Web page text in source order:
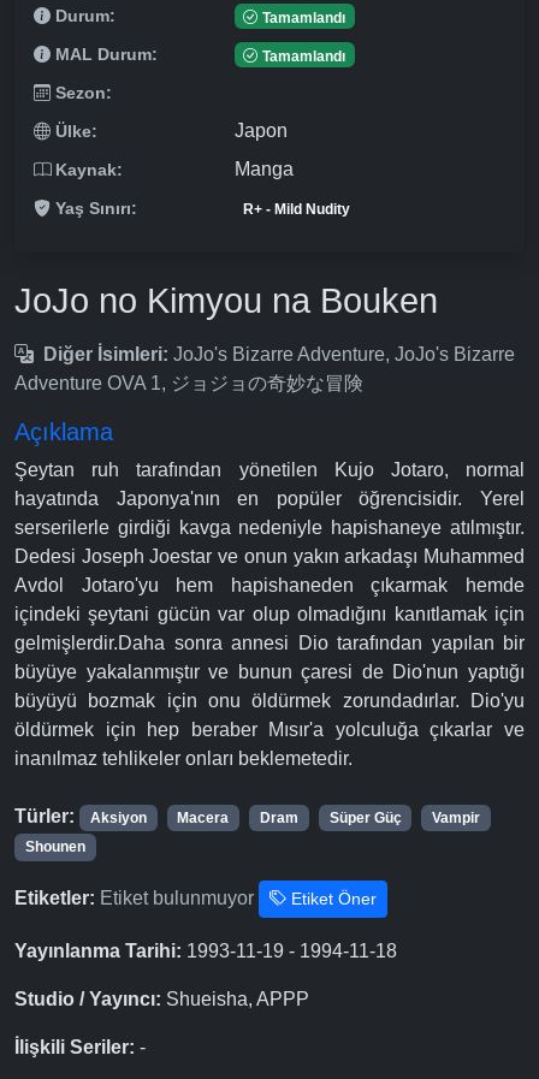
Durum: Tamamlandı
MAL Durum: Tamamlandı
Sezon:
Ülke:
Japon
Kaynak: Manga
Yaş Sınırı: R+ - Mild Nudity
JoJo no Kimyou na Bouken
Diğer İsimleri: JoJo's Bizarre Adventure, JoJo's Bizarre
Adventure OVA 1, ジョジョの奇妙な冒険
Açıklama
Şeytan ruh tarafından yönetilen Kujo Jotaro, normal
hayatında Japonya'nın en popüler öğrencisidir. Yerel
serserilerle girdiği kavga nedeniyle hapishaneye atılmıştır.
Dedesi Joseph Joestar ve onun yakın arkadaşı Muhammed
Avdol Jotaro'yu hem hapishaneden çıkarmak hemde
içindeki şeytani gücün var olup olmadığını kanıtlamak için
gelmişlerdir.Daha sonra annesi Dio tarafından yapılan bir
büyüye yakalanmıştır ve bunun çaresi de Dio'nun yaptığı
büyüyü bozmak için onu öldürmek zorundadırlar. Dio'yu
öldürmek için hep beraber Mısır'a yolculuğa çıkarlar ve
inanılmaz tehlikeler onları beklemetedir.
Türler: Aksiyon Macera Dram Süper Güç
Vampir
Shounen
Etiketler: Etiket bulunmuyor Etiket Öner
Yayınlanma Tarihi: 1993-11-19 - 1994-11-18
Studio / Yayıncı: Shueisha, APPP
İlişkili Seriler: -